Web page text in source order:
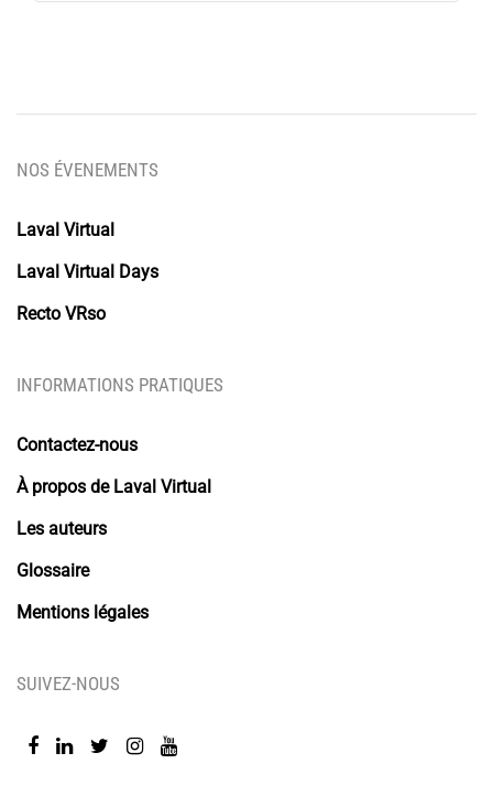
NOS ÉVENEMENTS
Laval Virtual
Laval Virtual Days
Recto VRso
INFORMATIONS PRATIQUES
Contactez-nous
À propos de Laval Virtual
Les auteurs
Glossaire
Mentions légales
SUIVEZ-NOUS